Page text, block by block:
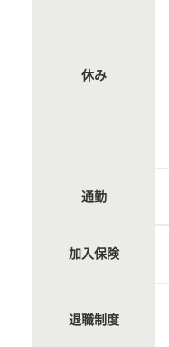
休み
通勤
加入保険
退職制度